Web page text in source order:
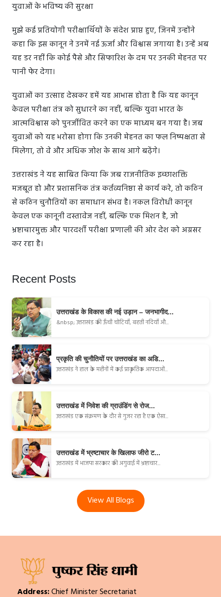
युवाओं के भविष्य की सुरक्षा
मुझे कई प्रतियोगी परीक्षार्थियों के संदेश प्राप्त हुए, जिनमें उन्होंने
कहा कि इस कानून ने उनमें नई ऊर्जा और विश्वास जगाया है। उन्हें अब
यह डर नहीं कि कोई पैसे और सिफारिश के दम पर उनकी मेहनत पर
पानी फेर देगा।
युवाओं का उत्साह देखकर हमें यह आभास होता है कि यह कानून
केवल परीक्षा तंत्र को सुधारने का नहीं, बल्कि युवा भारत के
आत्मविश्वास को पुनर्जीवित करने का एक माध्यम बन गया है। जब
युवाओं को यह भरोसा होगा कि उनकी मेहनत का फल निष्पक्षता से
मिलेगा, तो वे और अधिक जोश के साथ आगे बढ़ेंगे।
उत्तराखंड ने यह साबित किया कि जब राजनीतिक इच्छाशक्ति
मजबूत हो और प्रशासनिक तंत्र कर्तव्यनिष्ठा से कार्य करे, तो कठिन
से कठिन चुनौतियों का समाधान संभव है। नकल विरोधी कानून
केवल एक कानूनी दस्तावेज नहीं, बल्कि एक मिशन है, जो
भ्रष्टाचारमुक्त और पारदर्शी परीक्षा प्रणाली की ओर देश को अग्रसर
कर रहा है।
Recent Posts
उत्तराखंड के विकास की नई उड़ान – जनभागीद...
&nbsp; उत्तराखंड की ऊँची चोटियाँ, बहती नदियाँ औ...
प्रकृति की चुनौतियों पर उत्तराखंड का अडि...
उत्तराखंड ने हाल के महीनों में कई प्राकृतिक आपदाओं...
उत्तराखंड में निवेश की ग्राउंडिंग से रोज...
उत्तराखंड एक संक्रमण के दौर से गुजर रहा है एक ऐसा...
उत्तराखंड में भ्रष्टाचार के खिलाफ जीरो ट...
उत्तराखंड में भाजपा सरकार की अगुवाई में भ्रष्टाचार...
View All Blogs
Address:Chief Minister Secretariat